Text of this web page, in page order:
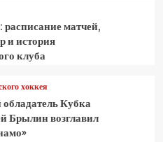
матчей,
и история
клуба
хоккея
Кубка
Брылин возглавил